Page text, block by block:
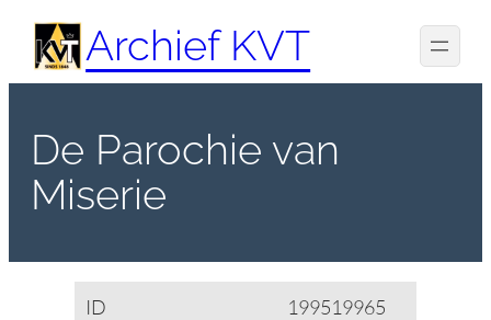
Spring
naar
de
Archief KVT
De Parochie van
Miserie
ID 199519965